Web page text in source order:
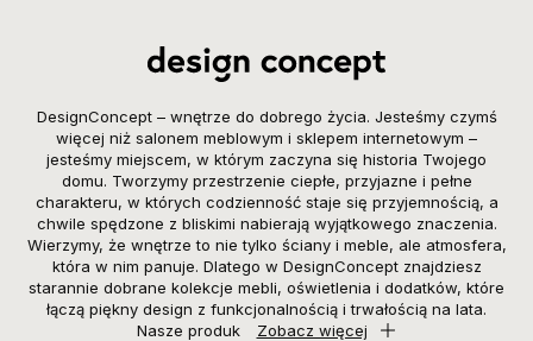
DesignConcept – wnętrze do dobrego życia. Jesteśmy czymś
więcej niż salonem meblowym i sklepem internetowym –
jesteśmy miejscem, w którym zaczyna się historia Twojego
domu. Tworzymy przestrzenie ciepłe, przyjazne i pełne
charakteru, w których codzienność staje się przyjemnością, a
chwile spędzone z bliskimi nabierają wyjątkowego znaczenia.
Wierzymy, że wnętrze to nie tylko ściany i meble, ale atmosfera,
która w nim panuje. Dlatego w DesignConcept znajdziesz
starannie dobrane kolekcje mebli, oświetlenia i dodatków, które
łączą piękny design z funkcjonalnością i trwałością na lata.
Nasze produk
Zobacz więcej